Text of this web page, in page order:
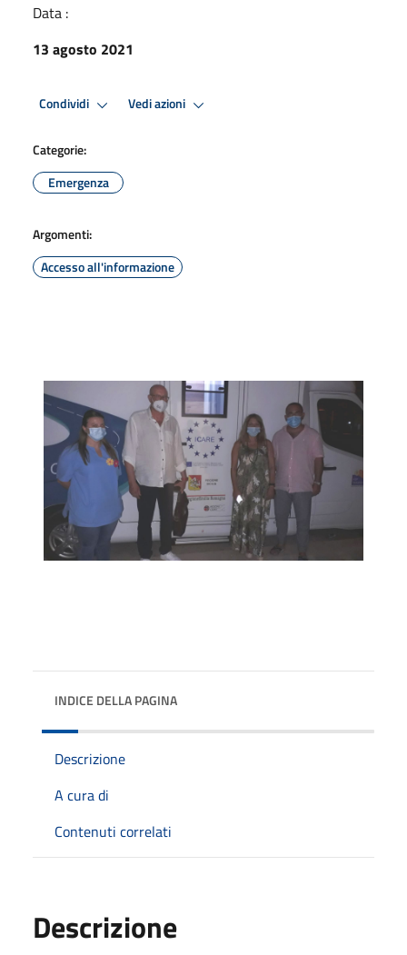
Data :
13 agosto 2021
Condividi Vedi azioni
Categorie:
Emergenza
Argomenti:
Accesso all'informazione
INDICE DELLA PAGINA
Descrizione
A cura di
Contenuti correlati
Descrizione